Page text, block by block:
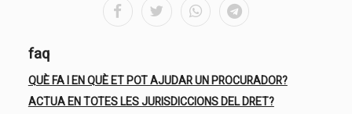
faq
QUÈ FA I EN QUÈ ET POT AJUDAR UN PROCURADOR?
ACTUA EN TOTES LES JURISDICCIONS DEL DRET?